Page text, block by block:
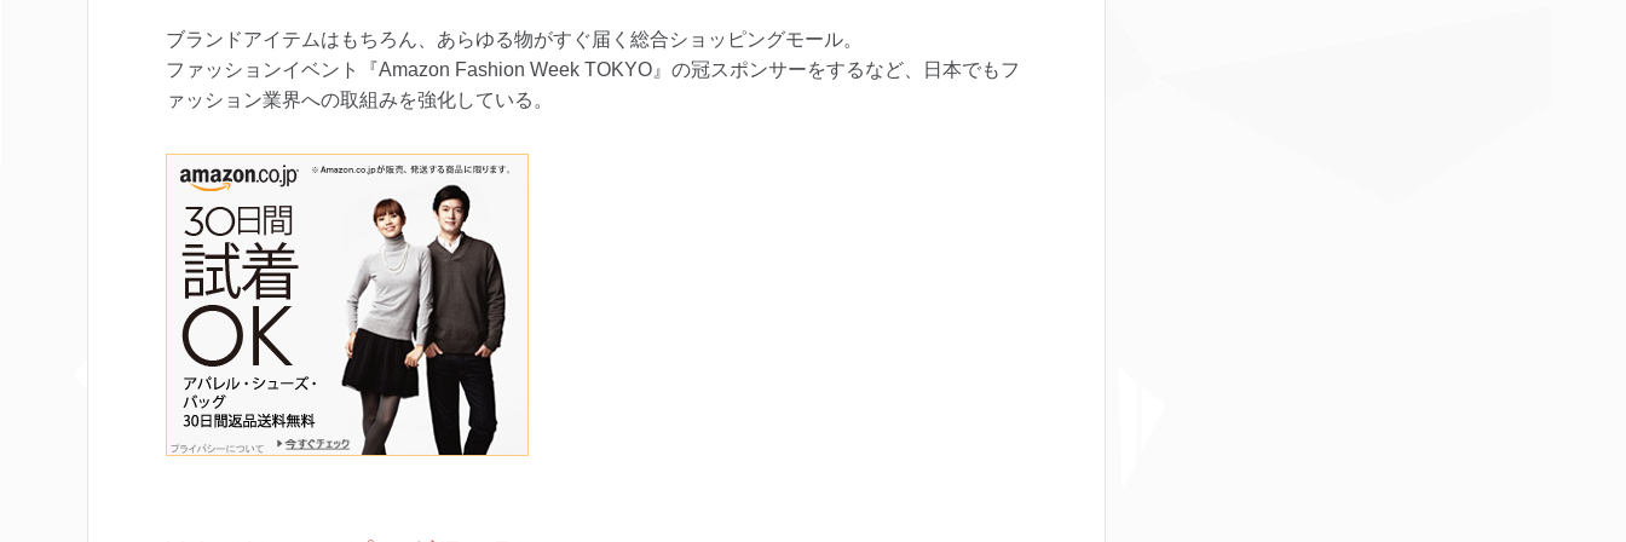
ブランドアイテムはもちろん、あらゆる物がすぐ届く総合ショッピングモール。
ファッションイベント『Amazon Fashion Week TOKYO』の冠スポンサーをするなど、日本でもフ
ァッション業界への取組みを強化している。